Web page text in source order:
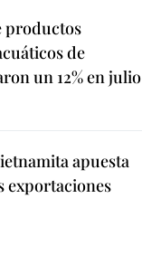
productos
de
un 12% en julio
apuesta
exportaciones